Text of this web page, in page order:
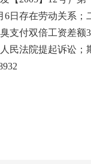
6日存在劳动关系
支付双倍工资差
民法院提起诉讼